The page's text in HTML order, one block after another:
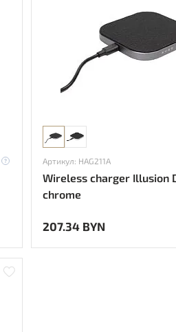
Артикул: HAG211A
Wireless charger Illusion
chrome
207.34 BYN